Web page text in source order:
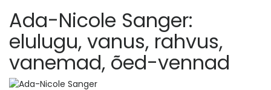
Ada-Nicole Sanger:
elulugu, vanus, rahvus,
vanemad, õed-vennad